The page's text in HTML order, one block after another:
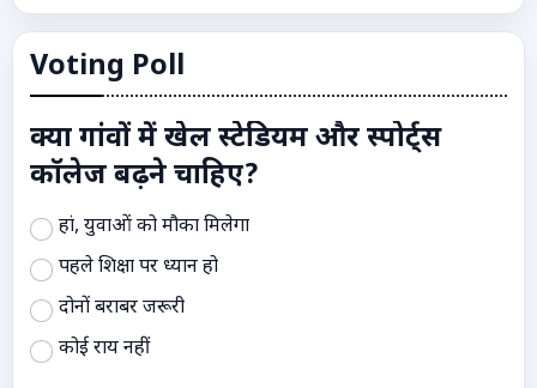
Voting Poll
क्या गांवों में खेल स्टेडियम और स्पोर्ट्स
कॉलेज बढ़ने चाहिए?
हां, युवाओं को मौका मिलेगा
पहले शिक्षा पर ध्यान हो
दोनों बराबर जरूरी
कोई राय नहीं